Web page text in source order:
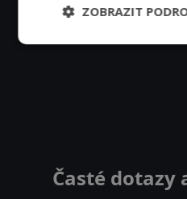
Časté dotazy
ZOBRAZIT